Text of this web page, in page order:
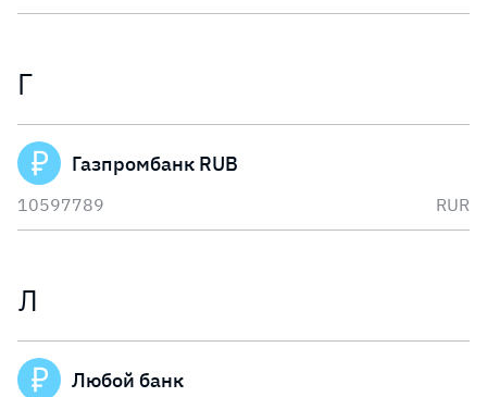
Г
Газпромбанк RUB
10597789 RUR
Л
Любой банк